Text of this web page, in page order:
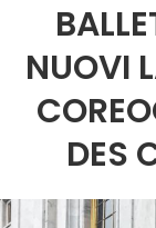
NUOVI
DES